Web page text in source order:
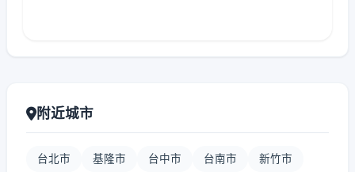
附近城市
台北市 基隆市 台中市 台南市 新竹市